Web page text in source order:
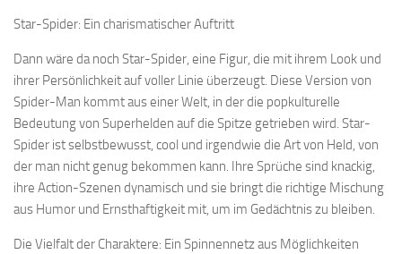
Star-Spider: Ein charismatischer Auftritt
Dann wäre da noch Star-Spider, eine Figur, die mit ihrem Look und
ihrer Persönlichkeit auf voller Linie überzeugt. Diese Version von
Spider-Man kommt aus einer Welt, in der die popkulturelle
Bedeutung von Superhelden auf die Spitze getrieben wird. Star-
Spider ist selbstbewusst, cool und irgendwie die Art von Held, von
der man nicht genug bekommen kann. Ihre Sprüche sind knackig,
ihre Action-Szenen dynamisch und sie bringt die richtige Mischung
aus Humor und Ernsthaftigkeit mit, um im Gedächtnis zu bleiben.
Die Vielfalt der Charaktere: Ein Spinnennetz aus Möglichkeiten